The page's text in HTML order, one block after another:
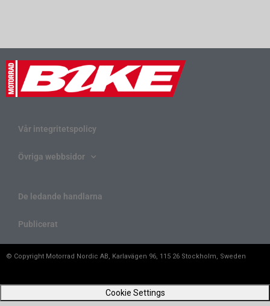
Vår integritetspolicy
Övriga webbsidor
De ledande handlarna
Publicerat
© Copyright Motorrad Nordic AB, Karlavägen 96, 115 26 Stockholm, Sweden
Cookie Settings